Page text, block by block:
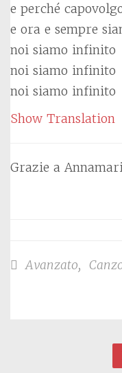
e perché
e ora e sempre
noi siamo infinito
noi siamo infinito
noi siamo infinito
Show Translation
Grazie a
Avanzato,